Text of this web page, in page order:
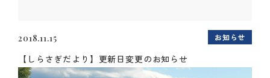
2018.11.15 お知らせ
【しらさぎだより】更新日変更のお知らせ